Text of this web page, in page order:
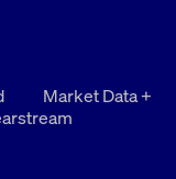
Market Data +